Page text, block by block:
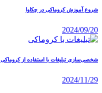
شروع آموزش کروماکی در چکاوا
2024/09/20
شخصی‌سازی تبلیغات با استفاده از کروماکی
2024/11/29